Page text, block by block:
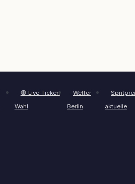
🔴 Live-Ticker:
Wahl
Wetter
Berlin
aktuelle